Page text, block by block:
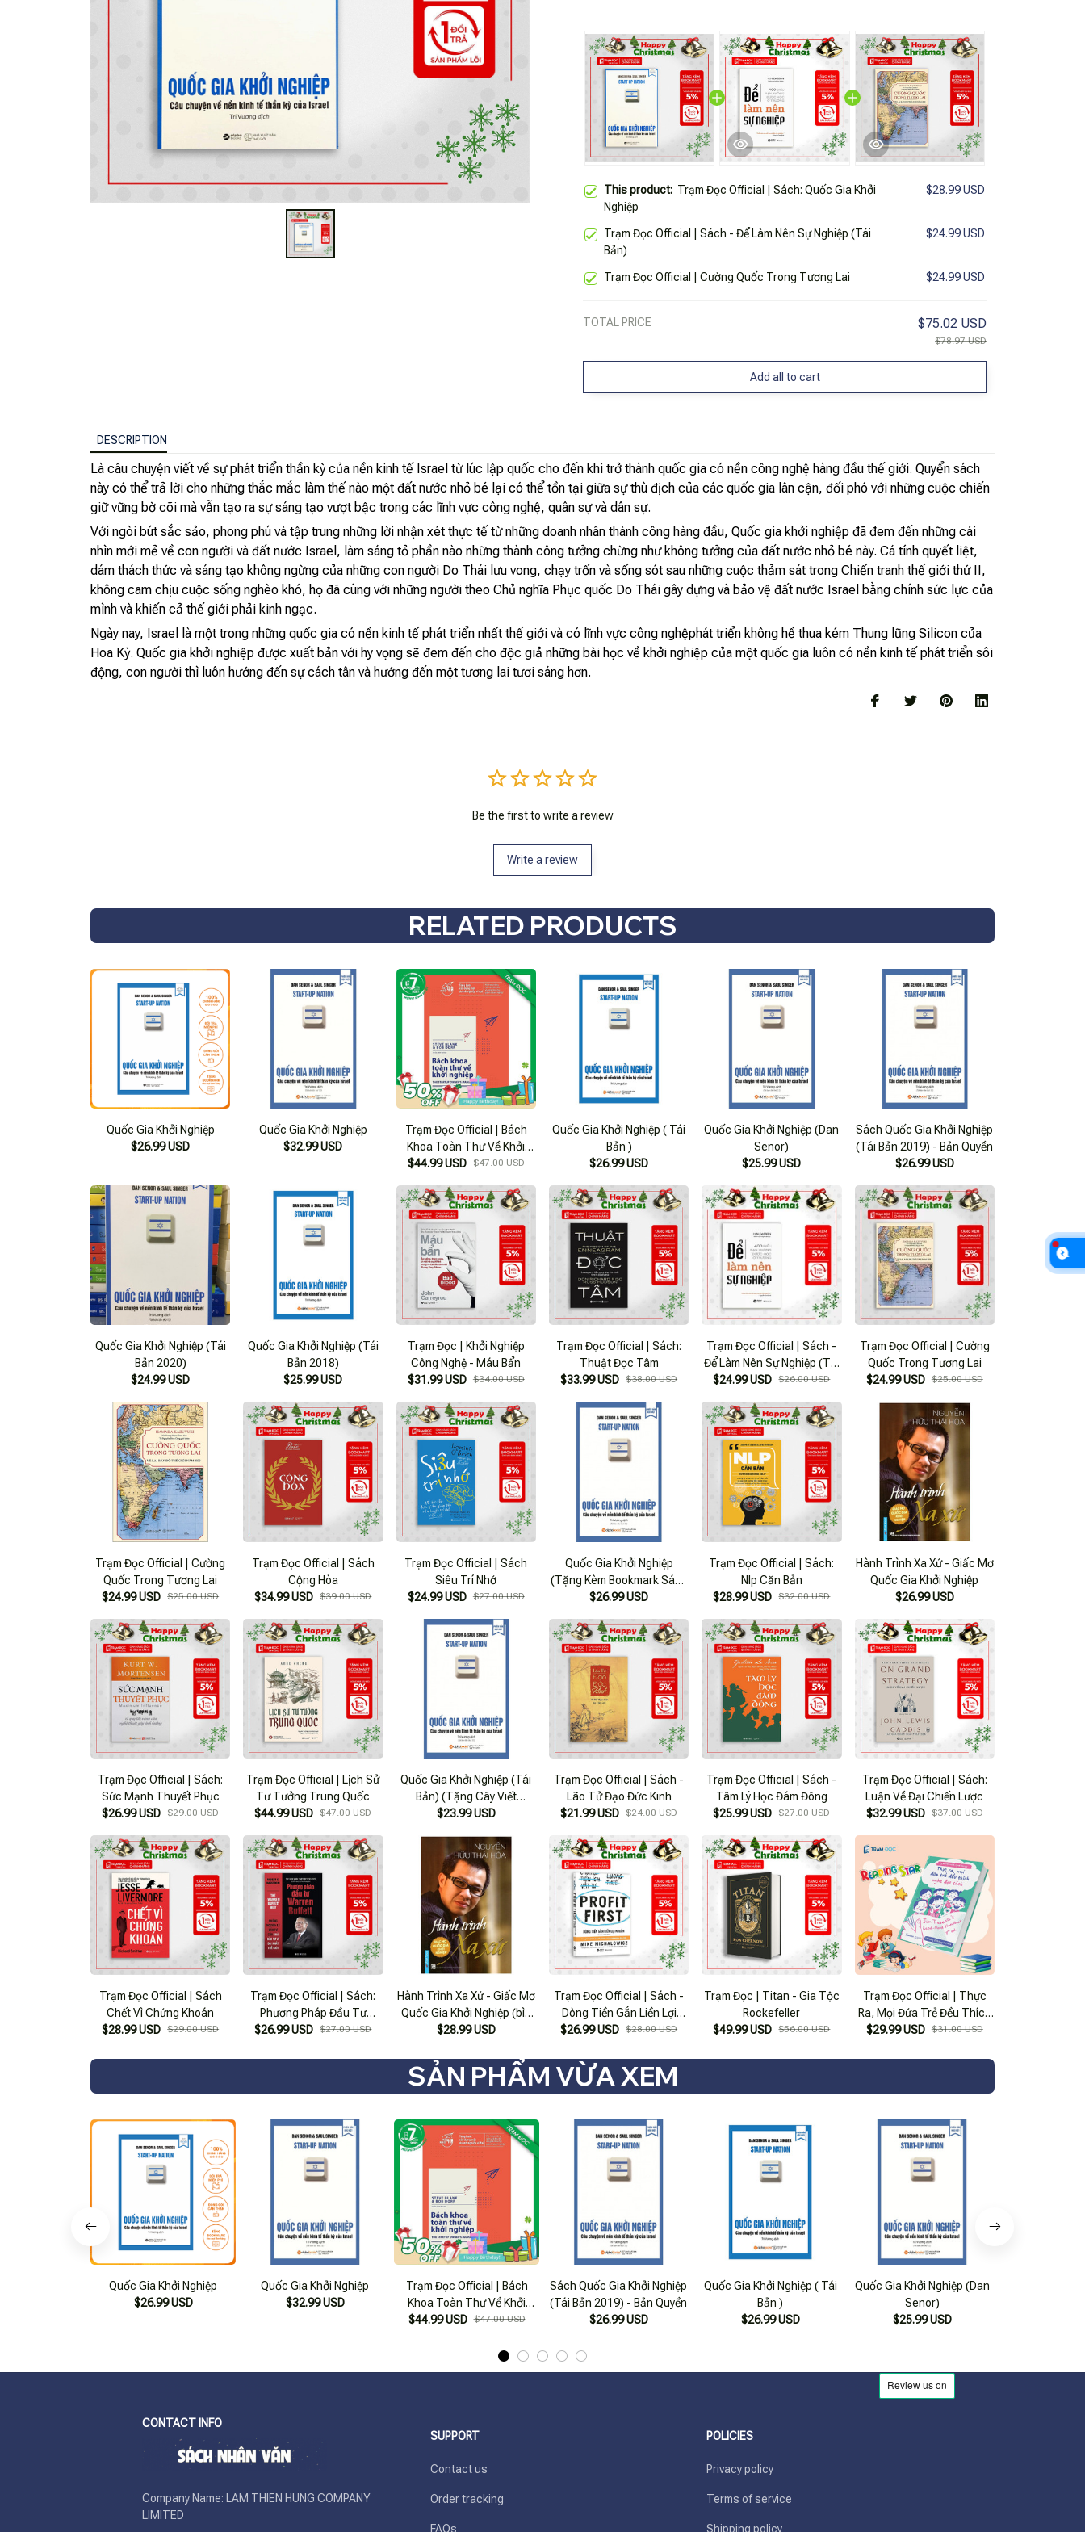
This product: Trạm Đọc Official | Sách: Quốc Gia Khởi
Nghiệp
$28.99 USD
Trạm Đọc Official | Sách - Để Làm Nên Sự Nghiệp (Tái
Bản)
$24.99 USD
Trạm Đọc Official | Cường Quốc Trong Tương Lai $24.99 USD
TOTAL PRICE $75.02 USD
$78.97 USD
Add all to cart
DESCRIPTION
Là câu chuyện viết về sự phát triển thần kỳ của nền kinh tế Israel từ lúc lập quốc cho đến khi trở thành quốc gia có nền công nghệ hàng đầu thế giới. Quyển sách
này có thể trả lời cho những thắc mắc làm thế nào một đất nước nhỏ bé lại có thể tồn tại giữa sự thù địch của các quốc gia lân cận, đối phó với những cuộc chiến
giữ vững bờ cõi mà vẫn tạo ra sự sáng tạo vượt bậc trong các lĩnh vực công nghệ, quân sự và dân sự.
Với ngòi bút sắc sảo, phong phú và tập trung những lời nhận xét thực tế từ những doanh nhân thành công hàng đầu, Quốc gia khởi nghiệp đã đem đến những cái
nhìn mới mẻ về con người và đất nước Israel, làm sáng tỏ phần nào những thành công tưởng chừng như không tưởng của đất nước nhỏ bé này. Cá tính quyết liệt,
dám thách thức và sáng tạo không ngừng của những con người Do Thái lưu vong, chạy trốn và sống sót sau những cuộc thảm sát trong Chiến tranh thế giới thứ II,
không cam chịu cuộc sống nghèo khó, họ đã cùng với những người theo Chủ nghĩa Phục quốc Do Thái gây dựng và bảo vệ đất nước Israel bằng chính sức lực của
mình và khiến cả thế giới phải kinh ngạc.
Ngày nay, Israel là một trong những quốc gia có nền kinh tế phát triển nhất thế giới và có lĩnh vực công nghệphát triển không hề thua kém Thung lũng Silicon của
Hoa Kỳ. Quốc gia khởi nghiệp được xuất bản với hy vọng sẽ đem đến cho độc giả những bài học về khởi nghiệp của một quốc gia luôn có nền kinh tế phát triển sôi
động, con người thì luôn hướng đến sự cách tân và hướng đến một tương lai tươi sáng hơn.
Be the first to write a review
Write a review
RELATED PRODUCTS
Quốc Gia Khởi Nghiệp
$26.99 USD
Quốc Gia Khởi Nghiệp
$32.99 USD
Trạm Đọc Official | Bách
Khoa Toàn Thư Về Khởi
Nghiệp
$44.99 USD $47.00 USD
Quốc Gia Khởi Nghiệp ( Tái
Bản )
$26.99 USD
Quốc Gia Khởi Nghiệp (Dan
Senor)
$25.99 USD
Sách Quốc Gia Khởi Nghiệp
(Tái Bản 2019) - Bản Quyền
$26.99 USD
Quốc Gia Khởi Nghiệp (Tái
Bản 2020)
$24.99 USD
Quốc Gia Khởi Nghiệp (Tái
Bản 2018)
$25.99 USD
Trạm Đọc | Khởi Nghiệp
Công Nghệ - Máu Bẩn
$31.99 USD $34.00 USD
Trạm Đọc Official | Sách:
Thuật Đọc Tâm
$33.99 USD $38.00 USD
Trạm Đọc Official | Sách -
Để Làm Nên Sự Nghiệp (Tái
Bản)
$24.99 USD $26.00 USD
Trạm Đọc Official | Cường
Quốc Trong Tương Lai
$24.99 USD $25.00 USD
Trạm Đọc Official | Cường
Quốc Trong Tương Lai
$24.99 USD $25.00 USD
Trạm Đọc Official | Sách
Cộng Hòa
$34.99 USD
$39.00 USD
Trạm Đọc Official | Sách
Siêu Trí Nhớ
$24.99 USD $27.00 USD
Quốc Gia Khởi Nghiệp
(Tặng Kèm Bookmark Sáng
Tạo)
$26.99 USD
Trạm Đọc Official | Sách:
Nlp Căn Bản
$28.99 USD
$32.00 USD
Hành Trình Xa Xứ - Giấc Mơ
Quốc Gia Khởi Nghiệp
$26.99 USD
Trạm Đọc Official | Sách:
Sức Mạnh Thuyết Phục
$26.99 USD $29.00 USD
Trạm Đọc Official | Lịch Sử
Tư Tưởng Trung Quốc
$44.99 USD
$47.00 USD
Quốc Gia Khởi Nghiệp (Tái
Bản) (Tặng Cây Viết
Galaxy)
$23.99 USD
Trạm Đọc Official | Sách -
Lão Tử Đạo Đức Kinh
$21.99 USD $24.00 USD
Trạm Đọc Official | Sách -
Tâm Lý Học Đám Đông
$25.99 USD
$27.00 USD
Trạm Đọc Official | Sách:
Luận Về Đại Chiến Lược
$32.99 USD $37.00 USD
Trạm Đọc Official | Sách
Chết Vì Chứng Khoán
$28.99 USD $29.00 USD
Trạm Đọc Official | Sách:
Phương Pháp Đầu Tư
Warren Buffett
$26.99 USD $27.00 USD
Hành Trình Xa Xứ - Giấc Mơ
Quốc Gia Khởi Nghiệp (bìa
Cứng)
$28.99 USD
Trạm Đọc Official | Sách -
Dòng Tiền Gắn Liền Lợi
Nhuận
$26.99 USD $28.00 USD
Trạm Đọc | Titan - Gia Tộc
Rockefeller
$49.99 USD
$56.00 USD
Trạm Đọc Official | Thực
Ra, Mọi Đứa Trẻ Đều Thích
Nghe Đọc Sách
$29.99 USD $31.00 USD
SẢN PHẨM VỪA XEM
Quốc Gia Khởi Nghiệp
$26.99 USD
Quốc Gia Khởi Nghiệp
$32.99 USD
Trạm Đọc Official | Bách
Khoa Toàn Thư Về Khởi
Nghiệp
$44.99 USD $47.00 USD
Sách Quốc Gia Khởi Nghiệp
(Tái Bản 2019) - Bản Quyền
$26.99 USD
Quốc Gia Khởi Nghiệp ( Tái
Bản )
$26.99 USD
Quốc Gia Khởi Nghiệp (Dan
Senor)
$25.99 USD
CONTACT INFO
Company Name: LAM THIEN HUNG COMPANY
LIMITED
SUPPORT
Contact us
Order tracking
FAQs
POLICIES
Privacy policy
Terms of service
Shipping policy